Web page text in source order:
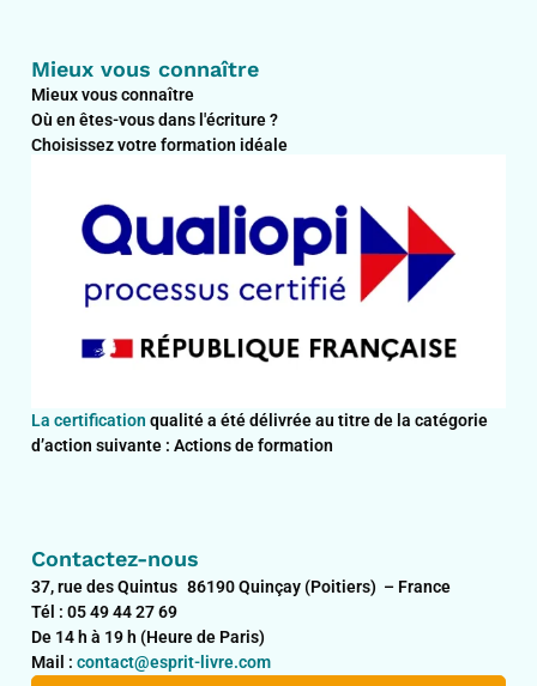
Mieux vous connaître
Mieux vous connaître
Où en êtes-vous dans l'écriture ?
Choisissez votre formation idéale
La certificationqualité a été délivrée au titre de la catégorie
d’action suivante : Actions de formation
Contactez-nous
37, rue des Quintus 86190 Quinçay (Poitiers) – France
Tél : 05 49 44 27 69
De 14 h à 19 h (Heure de Paris)
Mail :contact@esprit-livre.com